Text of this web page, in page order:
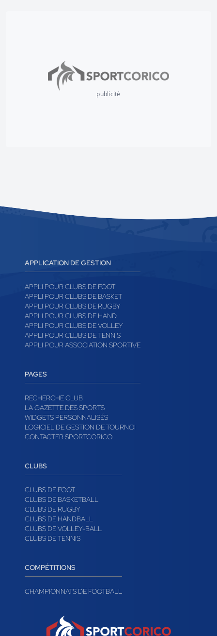
publicité
APPLICATION DE GESTION
APPLI POUR CLUBS DE FOOT
APPLI POUR CLUBS DE BASKET
APPLI POUR CLUBS DE RUGBY
APPLI POUR CLUBS DE HAND
APPLI POUR CLUBS DE VOLLEY
APPLI POUR CLUBS DE TENNIS
APPLI POUR ASSOCIATION SPORTIVE
PAGES
RECHERCHE CLUB
LA GAZETTE DES SPORTS
WIDGETS PERSONNALISÉS
LOGICIEL DE GESTION DE TOURNOI
CONTACTER SPORTCORICO
CLUBS
CLUBS DE FOOT
CLUBS DE BASKETBALL
CLUBS DE RUGBY
CLUBS DE HANDBALL
CLUBS DE VOLLEY-BALL
CLUBS DE TENNIS
COMPÉTITIONS
CHAMPIONNATS DE FOOTBALL